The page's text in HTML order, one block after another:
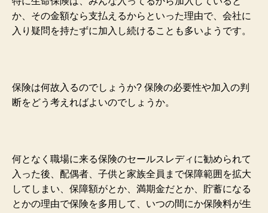
か、その金額なら支払えるからといった理由で、会社に
入り 疑問を持たずに加入し続けることも多いようです。
保険は何故入るのでしょうか? 保険の必要性や加入の判
断をどう考えればよいのでしょうか。
何となく職場に来る保険のセールスレディに勧められて
入った後、配偶者、子供と家族全員まで保障範囲を拡大
してしまい、保障額がとか、満期金だとか、貯蓄になる
とかの理由で保険を多用して、いつの間にか保険料が生